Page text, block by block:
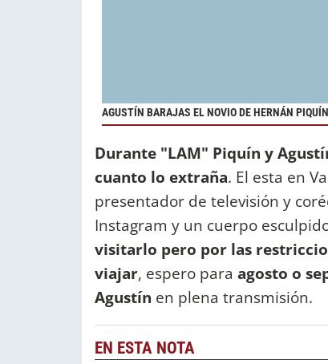
AGUSTÍN BARAJAS EL NOVIO DE HERNÁN
Durante "LAM" Piquín y
cuanto lo extraña. El esta en
presentador de televisión y
Instagram y un cuerpo
visitarlo pero por las
viajar, espero para agosto o
Agustín en plena transmisión.
EN ESTA NOTA